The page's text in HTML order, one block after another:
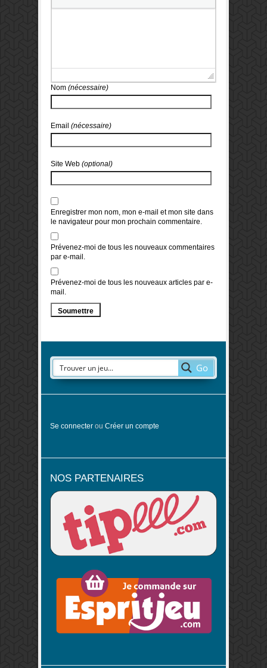
Nom (nécessaire)
Email (nécessaire)
Site Web (optional)
Enregistrer mon nom, mon e-mail et mon site dans
le navigateur pour mon prochain commentaire.
Prévenez-moi de tous les nouveaux commentaires
par e-mail.
Prévenez-moi de tous les nouveaux articles par e-
mail.
Go
Se connecter ou Créer un compte
NOS PARTENAIRES